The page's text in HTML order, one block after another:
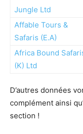
Jungle Ltd
Affable Tours &
Safaris (E.A)
Africa Bound
(K) Ltd
D’autres données
complément ainsi
section !